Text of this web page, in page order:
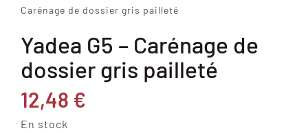
Carénage de dossier gris pailleté
Yadea G5 – Carénage de
dossier gris pailleté
12,48 €
En stock